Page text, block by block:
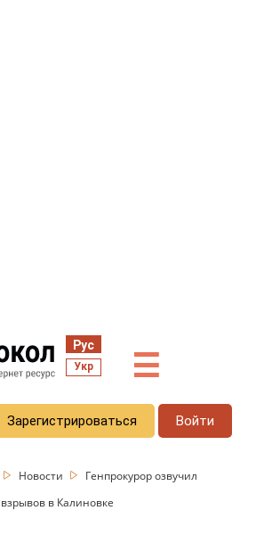
Рус
Укр ☰
Зарегистрироваться Войти
Новости
Генпрокурор озвучил
в Калиновке